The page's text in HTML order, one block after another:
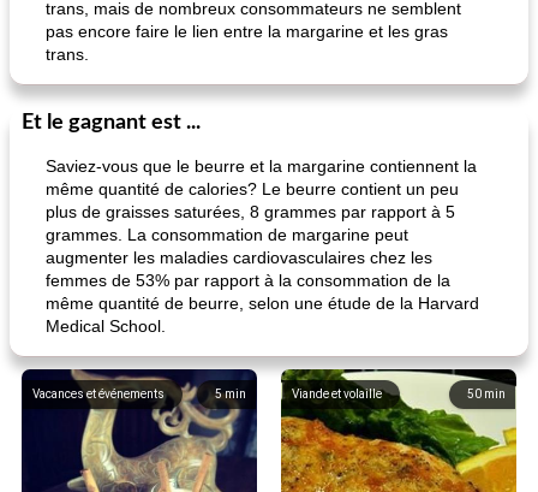
trans, mais de nombreux consommateurs ne semblent
pas encore faire le lien entre la margarine et les gras
trans.
Et le gagnant est ...
Saviez-vous que le beurre et la margarine contiennent la
même quantité de calories? Le beurre contient un peu
plus de graisses saturées, 8 grammes par rapport à 5
grammes. La consommation de margarine peut
augmenter les maladies cardiovasculaires chez les
femmes de 53% par rapport à la consommation de la
même quantité de beurre, selon une étude de la Harvard
Medical School.
5min
Vacances et événements 50 min
Viande et volaille